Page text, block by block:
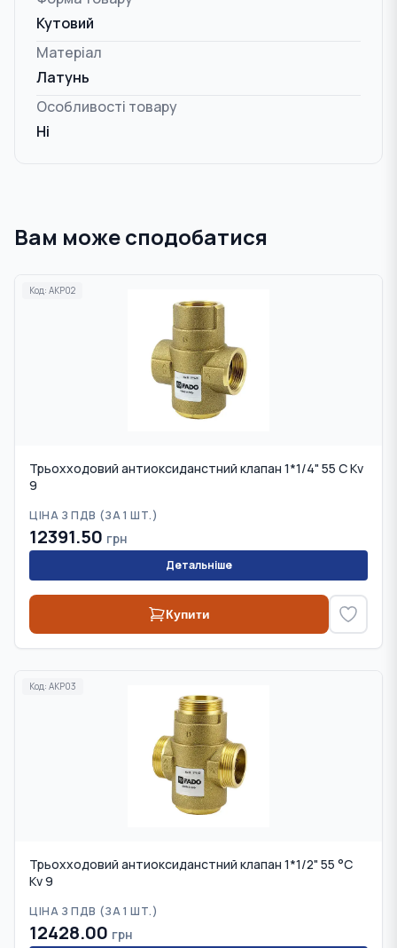
Кутовий
Матеріал
Латунь
Особливості товару
Ні
Вам може сподобатися
Код: AKP02
Трьохходовий антиоксиданстний клапан 1*1/4" 55 С Kv
9
ЦІНА З ПДВ (ЗА 1 ШТ.)
12391.50 грн
Детальніше
Купити
Код: AKP03
Трьохходовий антиоксиданстний клапан 1*1/2" 55 °С
Kv 9
ЦІНА З ПДВ (ЗА 1 ШТ.)
12428.00 грн